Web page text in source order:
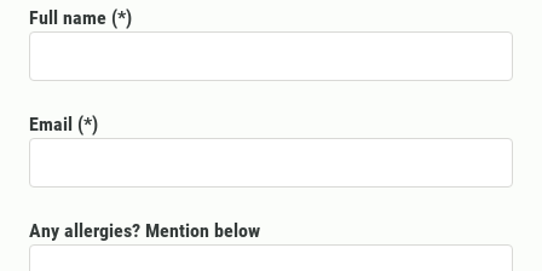
Full name
Email
Any allergies? Mention below